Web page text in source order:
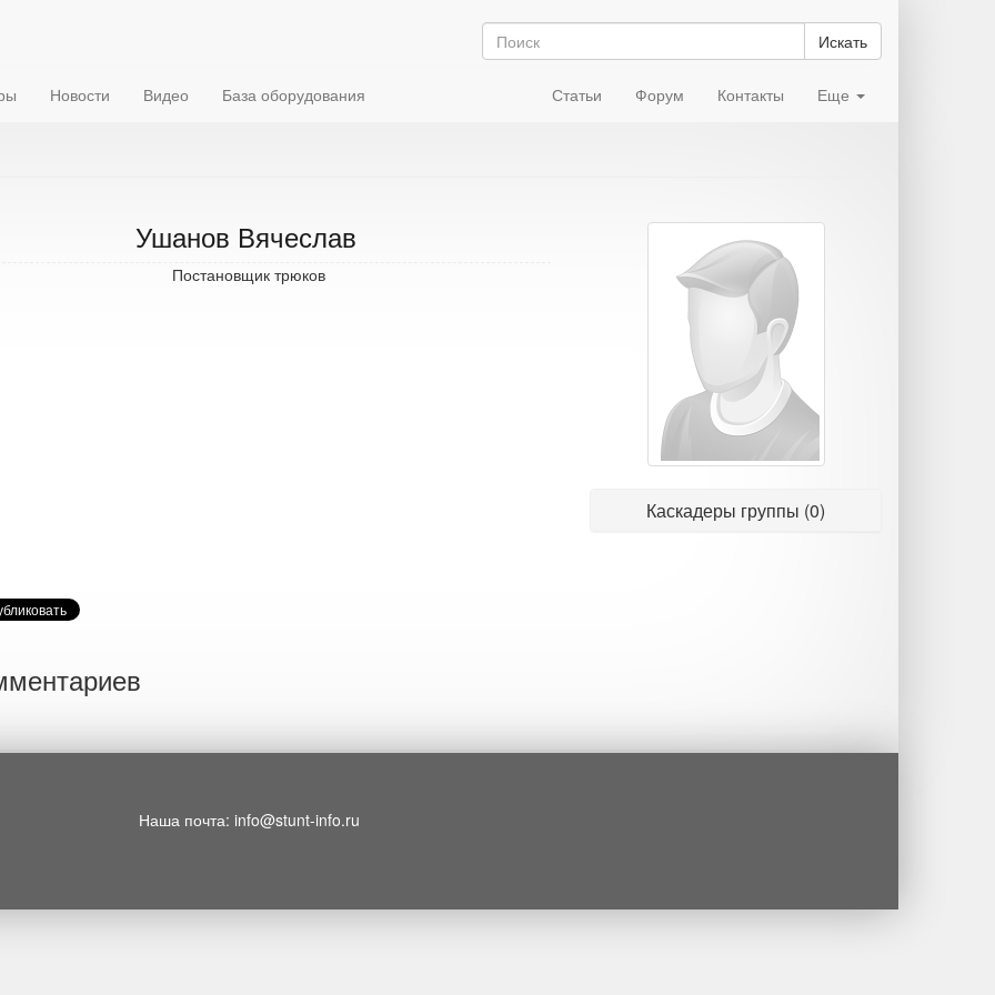
Искать
Новости Видео База оборудования Статьи Форум Контакты Еще
Ушанов Вячеслав
Постановщик трюков
Каскадеры группы (0)
Наша почта: info@stunt-info.ru